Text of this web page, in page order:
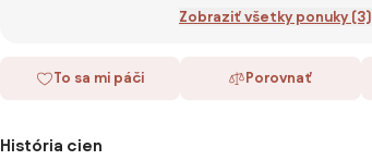
Zobraziť všetky ponuky (3)
To sa mi páči Porovnať
História cien